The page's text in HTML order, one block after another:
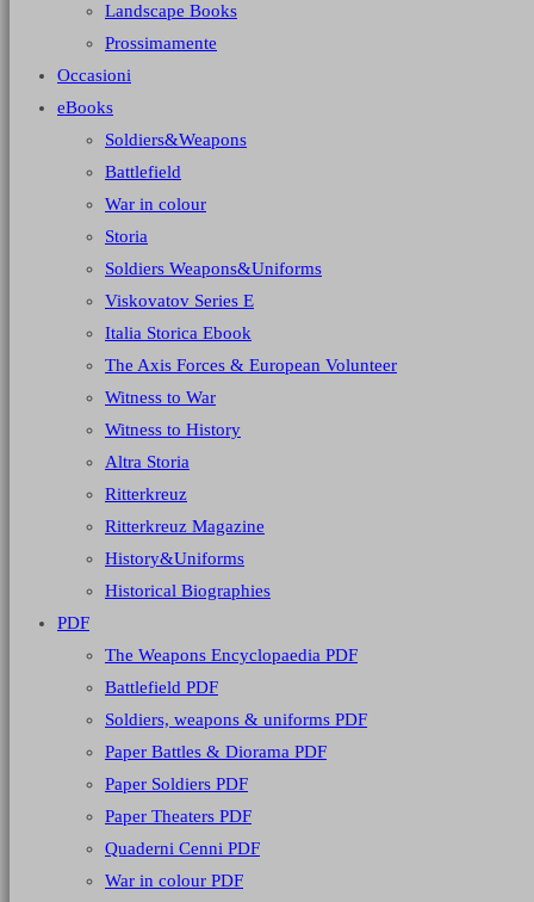
Landscape Books
Prossimamente
Occasioni
eBooks
Soldiers&Weapons
Battlefield
War in colour
Storia
Soldiers Weapons&Uniforms
Viskovatov Series E
Italia Storica Ebook
The Axis Forces & European Volunteer
Witness to War
Witness to History
Altra Storia
Ritterkreuz
Ritterkreuz Magazine
History&Uniforms
Historical Biographies
PDF
The Weapons Encyclopaedia PDF
Battlefield PDF
Soldiers, weapons & uniforms PDF
Paper Battles & Diorama PDF
Paper Soldiers PDF
Paper Theaters PDF
Quaderni Cenni PDF
War in colour PDF